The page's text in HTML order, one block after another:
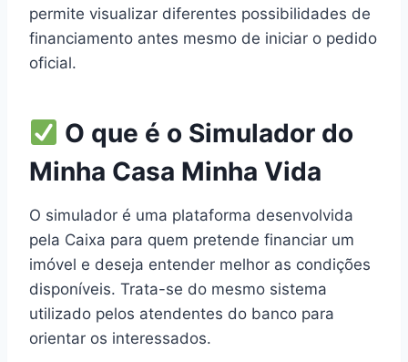
permite visualizar diferentes possibilidades de
financiamento antes mesmo de iniciar o pedido
oficial.
O que é o Simulador do
Minha Casa Minha Vida
O simulador é uma plataforma desenvolvida
pela Caixa para quem pretende financiar um
imóvel e deseja entender melhor as condições
disponíveis. Trata-se do mesmo sistema
utilizado pelos atendentes do banco para
orientar os interessados.